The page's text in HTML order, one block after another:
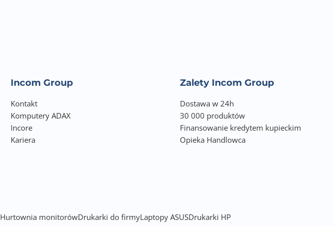
Incom Group
Kontakt
Komputery ADAX
Incore
Kariera
Zalety Incom Group
Dostawa w 24h
30 000 produktów
Finansowanie kredytem kupieckim
Opieka Handlowca
Hurtownia monitorówDrukarki do firmyLaptopy ASUSDrukarki HP